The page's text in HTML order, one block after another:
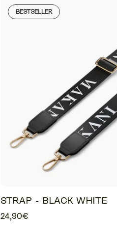
BESTSELLER
STRAP - BLACK WHITE
24,90€